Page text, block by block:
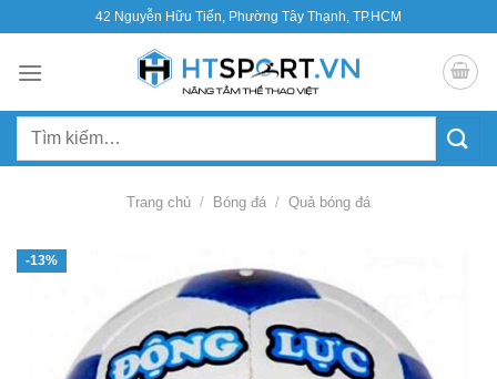
nội
42 Nguyễn Hữu Tiến, Phường Tây Thạnh, TP.HCM
Tìm
Trang chủ / Bóng đá / Quả bóng đá
-13%